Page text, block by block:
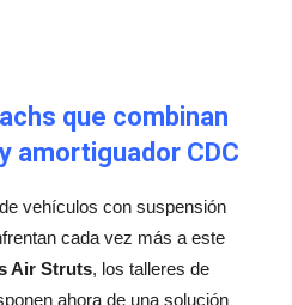
que combinan
amortiguador CDC
vehículos con suspensión
cada vez más a este
Air Struts, los talleres de
ahora de una solución